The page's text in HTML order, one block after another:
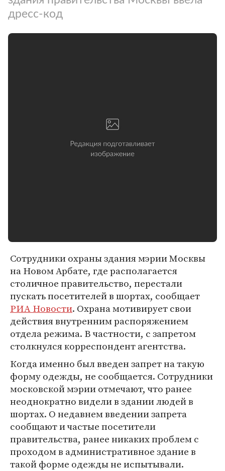
дресс-код
Сотрудники охраны здания мэрии Москвы
на Новом Арбате, где располагается
столичное правительство, перестали
пускать посетителей в шортах, сообщает
РИА Новости. Охрана мотивирует свои
действия внутренним распоряжением
отдела режима. В частности, с запретом
столкнулся корреспондент агентства.
Когда именно был введен запрет на такую
форму одежды, не сообщается. Сотрудники
московской мэрии отмечают, что ранее
неоднократно видели в здании людей в
шортах. О недавнем введении запрета
сообщают и частые посетители
правительства, ранее никаких проблем с
проходом в административное здание в
такой форме одежды не испытывали.